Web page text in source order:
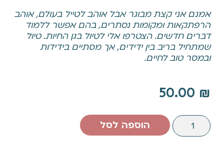
אמנם אני קצת מבוגר אבל אוהב לטייל בעולם, אוהב
הרפתקאות ומקומות נסתרים, בהם אפשר ללמוד
דברים חדשים. הצטרפו אלי לטיול בגן החיות. טיול
שמתחיל בריב בין ידידים, אך מסתיים בידידות
ובמסר טוב לחיים.
50.00 ₪
הוספה לסל